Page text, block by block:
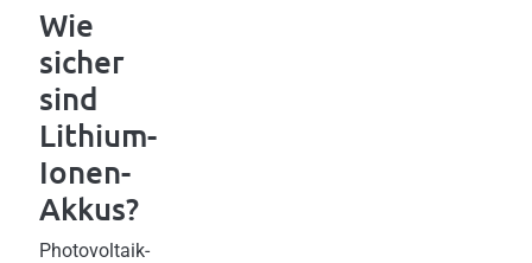
Wie
sicher
sind
Lithium-
Ionen-
Akkus?
Photovoltaik-